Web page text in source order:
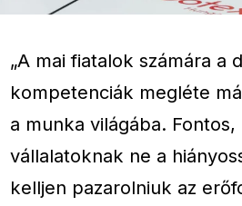
„A mai fiatalok számára a
kompetenciák megléte
a munka világába. Fontos,
vállalatoknak ne a
kelljen pazarolniuk az